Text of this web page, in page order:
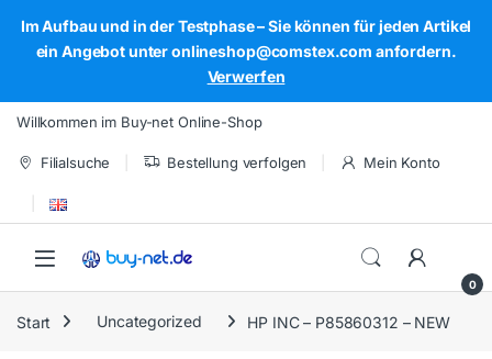
Im Aufbau und in der Testphase – Sie können für jeden Artikel
ein Angebot unter onlineshop@comstex.com anfordern.
Verwerfen
Skip to navigation
Skip to content
Willkommen im Buy-net Online-Shop
Filialsuche Bestellung verfolgen Mein Konto
Open
0
Start Uncategorized HP INC – P85860312 – NEW